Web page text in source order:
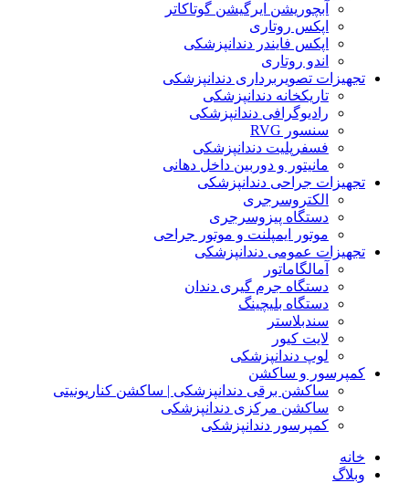
آبچوریشن ایرگیشن گوتاکاتر
اپکس روتاری
اپکس فایندر دندانپزشکی
اندو روتاری
تجهیزات تصویربرداری دندانپزشکی
تاریکخانه دندانپزشکی
رادیوگرافی دندانپزشکی
سنسور RVG
فسفرپلیت دندانپزشکی
مانیتور و دوربین داخل دهانی
تجهیزات جراحی دندانپزشکی
الکتروسرجری
دستگاه پیزوسرجری
موتور ایمپلنت و موتور جراحی
تجهیزات عمومی دندانپزشکی
آمالگاماتور
دستگاه جرم گیری دندان
دستگاه بلیچینگ
سندبلاستر
لایت کیور
لوپ دندانپزشکی
کمپرسور و ساکشن
ساکشن برقی دندانپزشکی | ساکشن کناریونیتی
ساکشن مرکزی دندانپزشکی
کمپرسور دندانپزشکی
خانه
وبلاگ